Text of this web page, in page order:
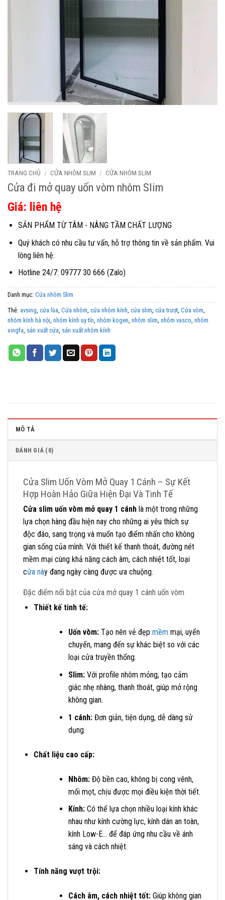
TRANG CHỦ / CỬA NHÔM SLIM / CỬA NHÔM SLIM
Cửa đi mở quay uốn vòm nhôm Slim
Giá: liên hệ
SẢN PHẨM TỪ TÂM - NÂNG TẦM CHẤT LƯỢNG
Quý khách có nhu cầu tư vấn, hỗ trợ thông tin về sản phẩm. Vui
lòng liên hệ:
Hotline 24/7: 09777 30 666 (Zalo)
Danh mục: Cửa nhôm Slim
Thẻ: avsing, cửa lùa, Cửa nhôm, cửa nhôm kính, cửa slim, cửa trượt, Cửa vòm,
nhôm kính hà nội, nhôm kính uy tín, nhôm kogen, nhôm slim, nhôm vasco, nhôm
xingfa, sản xuất cửa, sản xuất nhôm kính
MÔ TẢ
ĐÁNH GIÁ (0)
Cửa Slim Uốn Vòm Mở Quay 1 Cánh – Sự Kết
Hợp Hoàn Hảo Giữa Hiện Đại Và Tinh Tế
Cửa slim uốn vòm mở quay 1 cánh là một trong những
lựa chọn hàng đầu hiện nay cho những ai yêu thích sự
độc đáo, sang trọng và muốn tạo điểm nhấn cho không
gian sống của mình. Với thiết kế thanh thoát, đường nét
mềm mại cùng khả năng cách âm, cách nhiệt tốt, loại
cửa này đang ngày càng được ưa chuộng.
Đặc điểm nổi bật của cửa mở quay 1 cánh uốn vòm
Thiết kế tinh tế:
Uốn vòm:Tạo nên vẻ đẹp mềm mại, uyển
chuyển, mang đến sự khác biệt so với các
loại cửa truyền thống.
Slim:Với profile nhôm mỏng, tạo cảm
giác nhẹ nhàng, thanh thoát, giúp mở rộng
không gian.
1 cánh:Đơn giản, tiện dụng, dễ dàng sử
dụng.
Chất liệu cao cấp:
Nhôm:Độ bền cao, không bị cong vênh,
mối mọt, chịu được mọi điều kiện thời tiết.
Kính:Có thể lựa chọn nhiều loại kính khác
nhau như kính cường lực, kính dán an toàn,
kính Low-E… để đáp ứng nhu cầu về ánh
sáng và cách nhiệt.
Tính năng vượt trội:
Cách âm, cách nhiệt tốt:Giúp không gian